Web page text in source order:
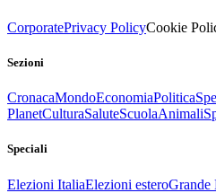
CorporatePrivacy PolicyCookie
Sezioni
CronacaMondoEconomiaPolitica
PlanetCulturaSaluteScuolaAnimali
Speciali
Elezioni ItaliaElezioni esteroGrande